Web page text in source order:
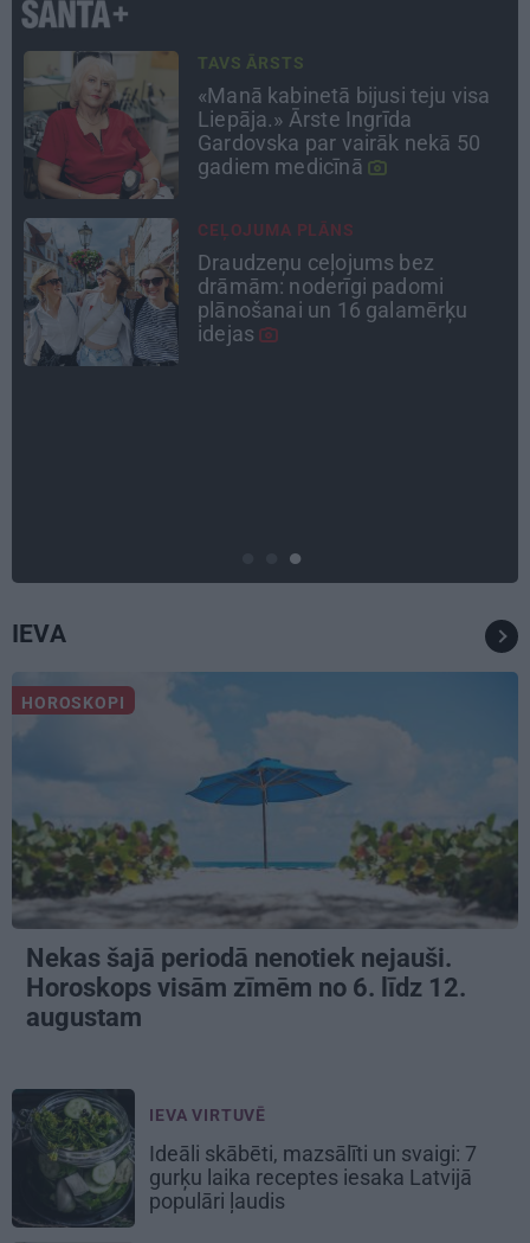
PSIHOLOĢIJA
Mūsdienu epidēmija –
pieskārienu bads. Kāpēc
platonisks glāsts reizēm ir
svarīgāks par seksuālu tuvību
ATTIECĪBAS
Ko darīt, ja esi kopā ar
pieauguša vīrieša ķermenī
noslēpušos puišeli?
IEVA
HOROSKOPI
Nekas šajā periodā nenotiek nejauši.
Horoskops visām zīmēm no 6. līdz 12.
augustam
IEVA VIRTUVĒ
Ideāli skābēti, mazsālīti un svaigi: 7
gurķu laika receptes iesaka Latvijā
populāri ļaudis